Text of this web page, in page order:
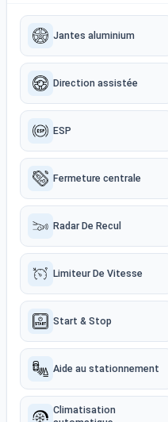
Jantes aluminium
Direction assistée
ESP
Fermeture centrale
Radar De Recul
Limiteur De Vitesse
Start & Stop
Aide au stationnement
Climatisation